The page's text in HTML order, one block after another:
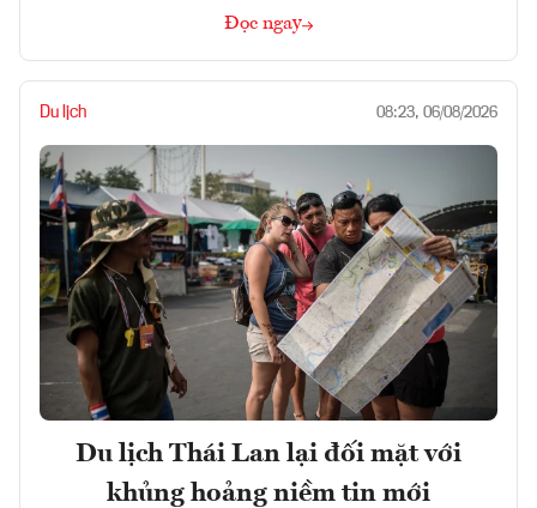
Đọc ngay
Du lịch 08:23, 06/08/2026
Du lịch Thái Lan lại đối mặt với
khủng hoảng niềm tin mới